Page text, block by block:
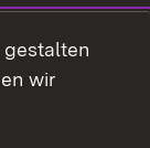
gestalten
wir